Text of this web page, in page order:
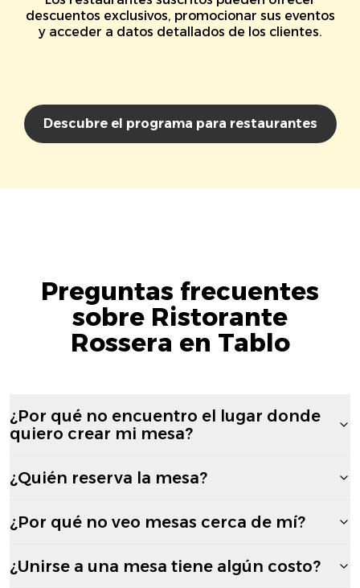
descuentos exclusivos, promocionar sus eventos
y acceder a datos detallados de los clientes.
Descubre el programa para restaurantes
Preguntas frecuentes
sobre Ristorante
Rossera en Tablo
¿Por qué no encuentro el lugar donde
quiero crear mi mesa?
¿Quién reserva la mesa?
¿Por qué no veo mesas cerca de mí?
¿Unirse a una mesa tiene algún costo?